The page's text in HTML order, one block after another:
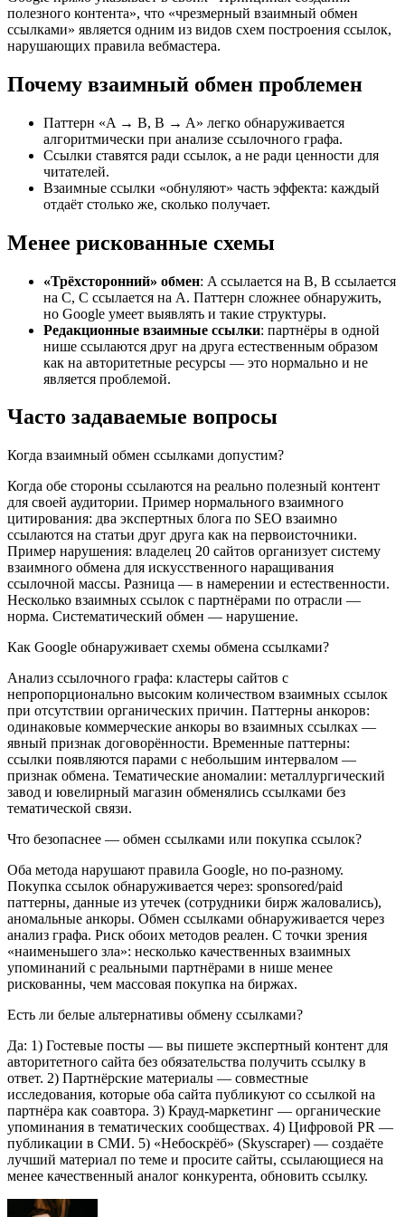
полезного контента», что «чрезмерный взаимный обмен
ссылками» является одним из видов схем построения ссылок,
нарушающих правила вебмастера.
Почему взаимный обмен проблемен
Паттерн «A → B, B → A» легко обнаруживается
алгоритмически при анализе ссылочного графа.
Ссылки ставятся ради ссылок, а не ради ценности для
читателей.
Взаимные ссылки «обнуляют» часть эффекта: каждый
отдаёт столько же, сколько получает.
Менее рискованные схемы
«Трёхсторонний» обмен: A ссылается на B, B ссылается
на C, C ссылается на A. Паттерн сложнее обнаружить,
но Google умеет выявлять и такие структуры.
Редакционные взаимные ссылки: партнёры в одной
нише ссылаются друг на друга естественным образом
как на авторитетные ресурсы — это нормально и не
является проблемой.
Часто задаваемые вопросы
Когда взаимный обмен ссылками допустим?
Когда обе стороны ссылаются на реально полезный контент
для своей аудитории. Пример нормального взаимного
цитирования: два экспертных блога по SEO взаимно
ссылаются на статьи друг друга как на первоисточники.
Пример нарушения: владелец 20 сайтов организует систему
взаимного обмена для искусственного наращивания
ссылочной массы. Разница — в намерении и естественности.
Несколько взаимных ссылок с партнёрами по отрасли —
норма. Систематический обмен — нарушение.
Как Google обнаруживает схемы обмена ссылками?
Анализ ссылочного графа: кластеры сайтов с
непропорционально высоким количеством взаимных ссылок
при отсутствии органических причин. Паттерны анкоров:
одинаковые коммерческие анкоры во взаимных ссылках —
явный признак договорённости. Временные паттерны:
ссылки появляются парами с небольшим интервалом —
признак обмена. Тематические аномалии: металлургический
завод и ювелирный магазин обменялись ссылками без
тематической связи.
Что безопаснее — обмен ссылками или покупка ссылок?
Оба метода нарушают правила Google, но по-разному.
Покупка ссылок обнаруживается через: sponsored/paid
паттерны, данные из утечек (сотрудники бирж жаловались),
аномальные анкоры. Обмен ссылками обнаруживается через
анализ графа. Риск обоих методов реален. С точки зрения
«наименьшего зла»: несколько качественных взаимных
упоминаний с реальными партнёрами в нише менее
рискованны, чем массовая покупка на биржах.
Есть ли белые альтернативы обмену ссылками?
Да: 1) Гостевые посты — вы пишете экспертный контент для
авторитетного сайта без обязательства получить ссылку в
ответ. 2) Партнёрские материалы — совместные
исследования, которые оба сайта публикуют со ссылкой на
партнёра как соавтора. 3) Крауд-маркетинг — органические
упоминания в тематических сообществах. 4) Цифровой PR —
публикации в СМИ. 5) «Небоскрёб» (Skyscraper) — создаёте
лучший материал по теме и просите сайты, ссылающиеся на
менее качественный аналог конкурента, обновить ссылку.